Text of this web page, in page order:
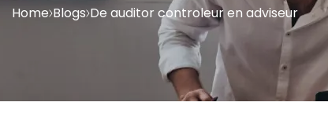
Home Blogs De auditor controleur en adviseur